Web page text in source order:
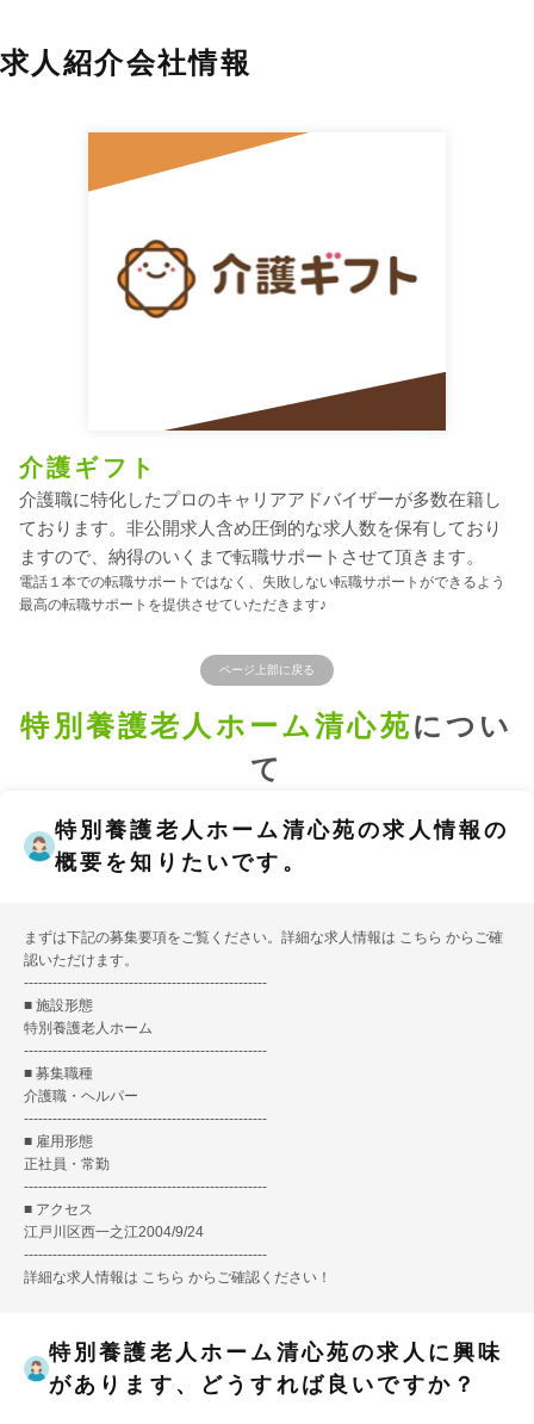
求人紹介会社情報
介護ギフト
介護職に特化したプロのキャリアアドバイザーが多数在籍し
ております。非公開求人含め圧倒的な求人数を保有しており
ますので、納得のいくまで転職サポートさせて頂きます。
電話１本での転職サポートではなく、失敗しない転職サポートができるよう
最高の転職サポートを提供させていただきます♪
ページ上部に戻る
特別養護老人ホーム清心苑につい
て
特別養護老人ホーム清心苑の求人情報の
概要を知りたいです。
まずは下記の募集要項をご覧ください。詳細な求人情報は こちら からご確
認いただけます。
---------------------------------------------------
■ 施設形態
特別養護老人ホーム
---------------------------------------------------
■ 募集職種
介護職・ヘルパー
---------------------------------------------------
■ 雇用形態
正社員・常勤
---------------------------------------------------
■ アクセス
江戸川区西一之江2004/9/24
---------------------------------------------------
詳細な求人情報は こちら からご確認ください！
特別養護老人ホーム清心苑の求人に興味
があります、どうすれば良いですか？